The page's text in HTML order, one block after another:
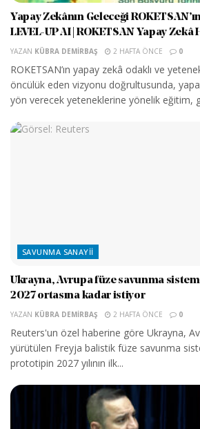
Yapay Zekânın Geleceği
LEVEL-UP AI | ROKETSAN Yapay
YAZAN KÜBRA DEMIRBAŞ 2 HAFTA ÖNCE 0
ROKETSAN’ın yapay zekâ odaklı ve
öncülük eden vizyonu doğrultusunda,
yön verecek yeteneklerine yönelik eğitim,
SAVUNMA SANAYII
Ukrayna, Avrupa füze savunma
2027 ortasına kadar istiyor
YAZAN KÜBRA DEMIRBAŞ 2 HAFTA ÖNCE 0
Reuters'un özel haberine göre Ukrayna,
yürütülen Freyja balistik füze savunma
prototipin 2027 yılının ilk...